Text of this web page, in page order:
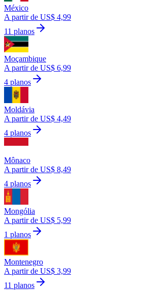
México
A partir de US$ 4,99
11 planos
Moçambique
A partir de US$ 6,99
4 planos
Moldávia
A partir de US$ 4,49
4 planos
Mônaco
A partir de US$ 8,49
4 planos
Mongólia
A partir de US$ 5,99
1 planos
Montenegro
A partir de US$ 3,99
11 planos